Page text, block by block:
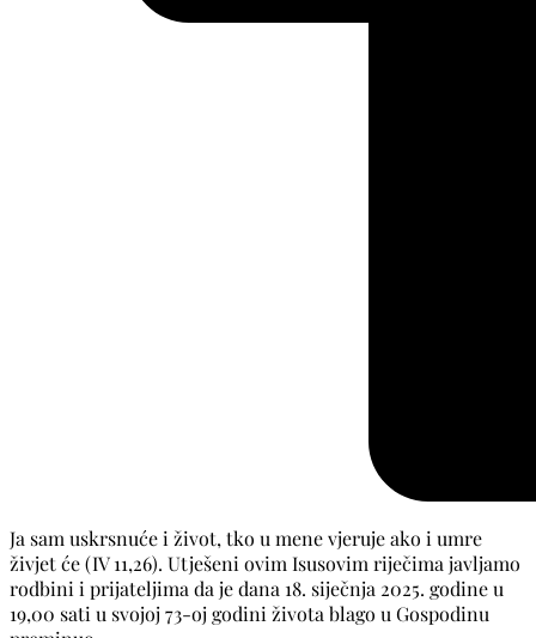
Ja sam uskrsnuće i život, tko u mene vjeruje ako i umre
živjet će (IV 11,26). Utješeni ovim Isusovim riječima javljamo
rodbini i prijateljima da je dana 18. siječnja 2025. godine u
19,00 sati u svojoj 73-oj godini života blago u Gospodinu